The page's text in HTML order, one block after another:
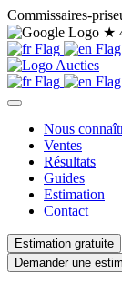
Commissaires-
★
Nous
Ventes
Résultats
Guides
Estimation
Contact
Estimation gratuite
Demander une